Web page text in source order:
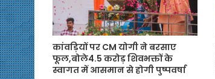
कांवड़ियों पर CM योगी ने बरसाए
फूल,बोले4.5 करोड़ शिवभक्तों के
स्वागत में आसमान से होगी पुष्पवर्षा